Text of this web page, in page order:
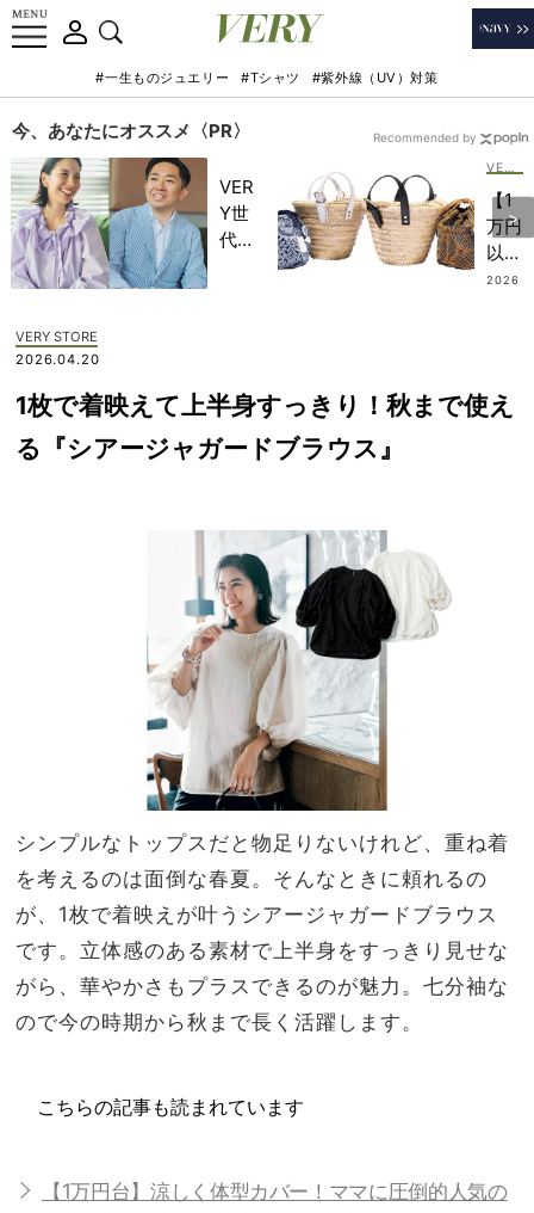
#一生ものジュエリー #Tシャツ #紫外線（UV）対策
今、あなたにオススメ〈PR〉
VER
Y世
代が
んと
考え
る
今、
NO
T A
HO
TEL
の？
【1
万円
以
下】
らな
2026
Recommended by
VERY STORE
2026.04.20
1枚で着映えて上半身すっきり！秋まで使え
る『シアージャガードブラウス』
シンプルなトップスだと物足りないけれど、重ね着
を考えるのは面倒な春夏。そんなときに頼れるの
が、1枚で着映えが叶うシアージャガードブラウス
です。立体感のある素材で上半身をすっきり見せな
がら、華やかさもプラスできるのが魅力。七分袖な
ので今の時期から秋まで長く活躍します。
こちらの記事も読まれています
【1万円台】涼しく体型カバー！ママに圧倒的人気の